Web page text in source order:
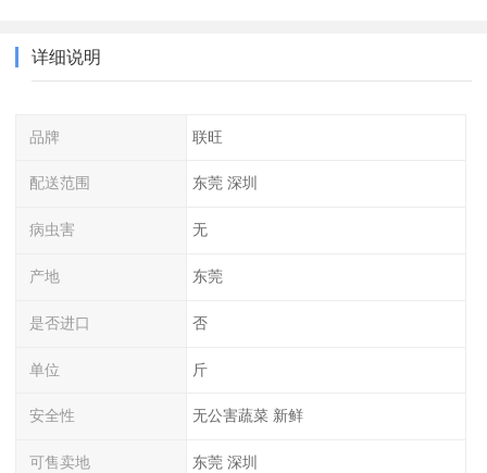
详细说明
品牌 联旺
配送范围 东莞 深圳
病虫害 无
产地 东莞
是否进口 否
单位 斤
安全性 无公害蔬菜 新鲜
可售卖地 东莞 深圳